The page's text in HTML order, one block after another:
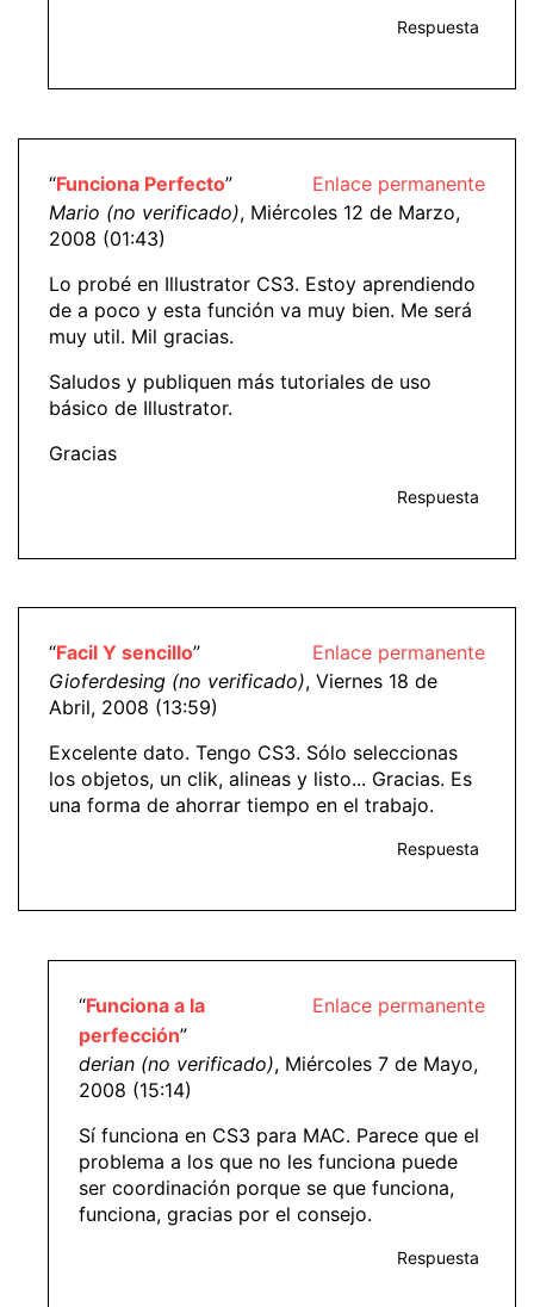
Respuesta
Enlace permanente
“Funciona Perfecto”
Mario (no verificado), Miércoles 12 de Marzo,
2008 (01:43)
Lo probé en Illustrator CS3. Estoy aprendiendo
de a poco y esta función va muy bien. Me será
muy util. Mil gracias.
Saludos y publiquen más tutoriales de uso
básico de Illustrator.
Gracias
Respuesta
Enlace permanente
“Facil Y sencillo”
Gioferdesing (no verificado), Viernes 18 de
Abril, 2008 (13:59)
Excelente dato. Tengo CS3. Sólo seleccionas
los objetos, un clik, alineas y listo... Gracias. Es
una forma de ahorrar tiempo en el trabajo.
Respuesta
Enlace permanente
“Funciona a la
perfección”
derian (no verificado), Miércoles 7 de Mayo,
2008 (15:14)
Sí funciona en CS3 para MAC. Parece que el
problema a los que no les funciona puede
ser coordinación porque se que funciona,
funciona, gracias por el consejo.
Respuesta